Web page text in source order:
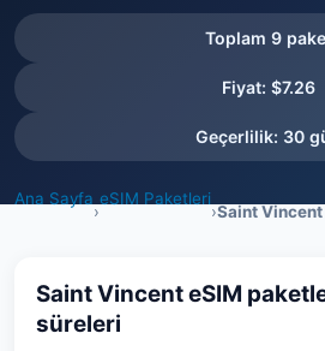
Toplam 9
Fiyat: $7.26
Geçerlilik: 30
Ana Sayfa
›
eSIM Paketleri
›Saint Vincent
Saint Vincent eSIM
süreleri